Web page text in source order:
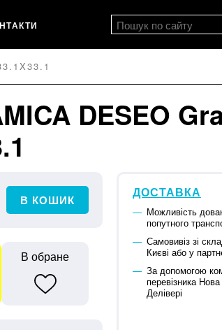
DESEO
В КОШИК
В обране
ДОСТАВКА
Можливість
попутного
Самовивіз зі
Києві або у
За допомогою
перевізника
Делівері